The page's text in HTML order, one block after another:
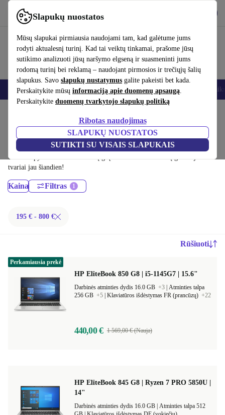
Slapukų nuostatos
Mūsų slapukai pirmiausia naudojami tam, kad galėtume jums
rodyti aktualesnį turinį. Kad tai veiktų tinkamai, prašome jūsų
sutikimo analizuoti jūsų naršymo elgseną ir suasmeninti jums
rodomą turinį bei reklamą – naudojant pirmosios ir trečiųjų šalių
slapukus. Savo slapukų nustatymus galite pakeisti bet kada.
Perskaitykite mūsų informaciją apie duomenų apsaugą.
Perskaitykite duomenų tvarkytojo slapukų politiką
Ribotas naudojimas
SLAPUKŲ NUOSTATOS
SUTIKTI SU VISAIS SLAPUKAIS
Naudok refurbed greitai ir paprastai
Išmanieji telefonai Nešiojamieji kompiuteriai Planšetės Išmanieji
HP nešiojamieji kompiuteriai:
Sertifikuoti profesionaliai atnaujinti HP nešiojamieji kompiuteriai iki 800
€ – sutaupyk iki 40 %. 30 dienų grąžinimai ir 12 mėnesių garantija. Pirk
tvariai jau šiandien!
Kaina Filtras
195 € - 800 €
Rūšiuoti
HP EliteBook 850 G8 | i5-1145G7 | 15.6"
Darbinės atminties dydis 16.0 GB +3 Atminties talpa
256 GB +5 Klaviatūros išdėstymas FR (prancūzų) +22
440,00 € 1 569,00 € (Nauja)
Perkamiausia prekė
HP EliteBook 845 G8 | Ryzen 7 PRO 5850U |
14"
Atminties talpa 512